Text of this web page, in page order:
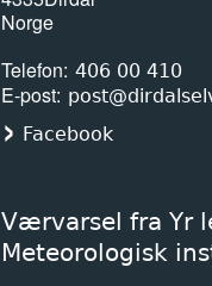
Norge
Telefon 406 00 410
E-post
Facebook
Værvarsel fra Yr
Meteorologisk